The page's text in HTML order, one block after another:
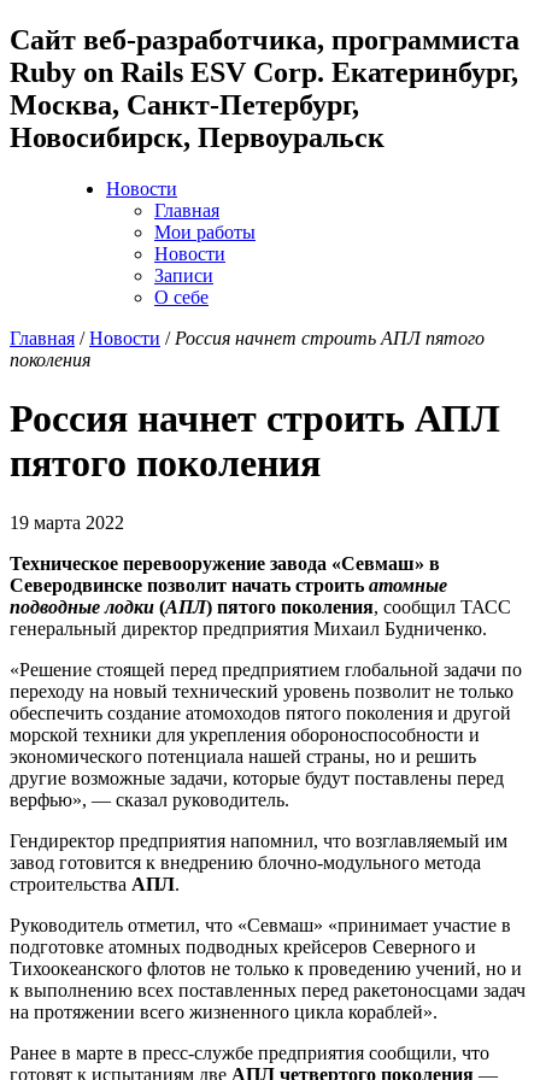
Cайт веб-разработчика, программиста
Ruby on Rails ESV Corp. Екатеринбург,
Москва, Санкт-Петербург,
Новосибирск, Первоуральск
Новости
Главная
Мои работы
Новости
Записи
О себе
Главная /Новости / Россия начнет строить АПЛ пятого
поколения
Россия начнет строить АПЛ
пятого поколения
19 марта 2022
Техническое перевооружение завода «Севмаш» в
Северодвинске позволит начать строить атомные
подводные лодки (АПЛ) пятого поколения, сообщил ТАСС
генеральный директор предприятия Михаил Будниченко.
«Решение стоящей перед предприятием глобальной задачи по
переходу на новый технический уровень позволит не только
обеспечить создание атомоходов пятого поколения и другой
морской техники для укрепления обороноспособности и
экономического потенциала нашей страны, но и решить
другие возможные задачи, которые будут поставлены перед
верфью», — сказал руководитель.
Гендиректор предприятия напомнил, что возглавляемый им
завод готовится к внедрению блочно-модульного метода
строительства АПЛ.
Руководитель отметил, что «Севмаш» «принимает участие в
подготовке атомных подводных крейсеров Северного и
Тихоокеанского флотов не только к проведению учений, но и
к выполнению всех поставленных перед ракетоносцами задач
на протяжении всего жизненного цикла кораблей».
Ранее в марте в пресс-службе предприятия сообщили, что
готовят к испытаниям две АПЛ четвертого поколения —